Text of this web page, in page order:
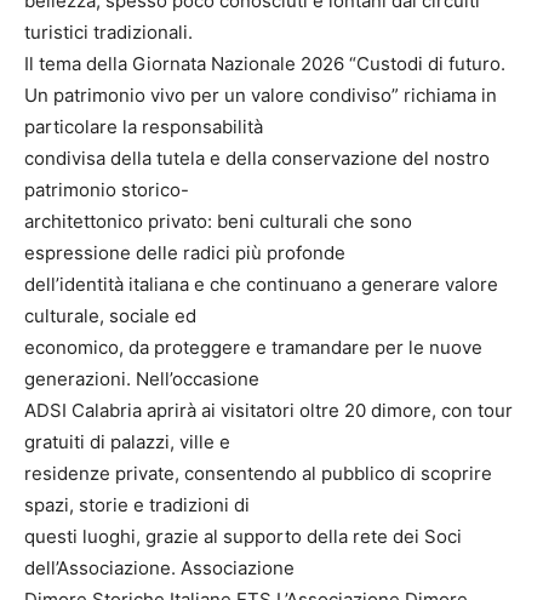
turistici tradizionali.
Il tema della Giornata Nazionale 2026 “Custodi di futuro.
Un patrimonio vivo per un valore condiviso” richiama in
particolare la responsabilità
condivisa della tutela e della conservazione del nostro
patrimonio storico-
architettonico privato: beni culturali che sono
espressione delle radici più profonde
dell’identità italiana e che continuano a generare valore
culturale, sociale ed
economico, da proteggere e tramandare per le nuove
generazioni. Nell’occasione
ADSI Calabria aprirà ai visitatori oltre 20 dimore, con tour
gratuiti di palazzi, ville e
residenze private, consentendo al pubblico di scoprire
spazi, storie e tradizioni di
questi luoghi, grazie al supporto della rete dei Soci
dell’Associazione. Associazione